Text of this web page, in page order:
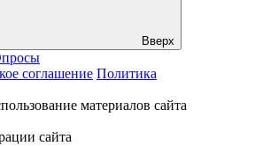
Вверх
соглашение Политика
материалов сайта
сайта